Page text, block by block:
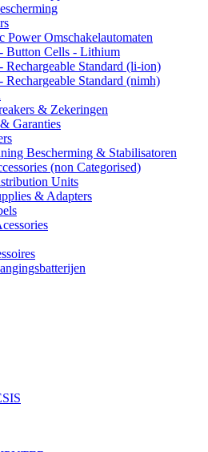
Power Omschakelautomaten
Button Cells - Lithium
Rechargeable Standard (li-ion)
Rechargeable Standard (nimh)
& Zekeringen
Garanties
Bescherming & Stabilisatoren
(non Categorised)
Units
& Adapters